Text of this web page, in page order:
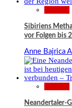
Sibiriens
vor Folgen bis
Anne Bajrica
Neandertaler-